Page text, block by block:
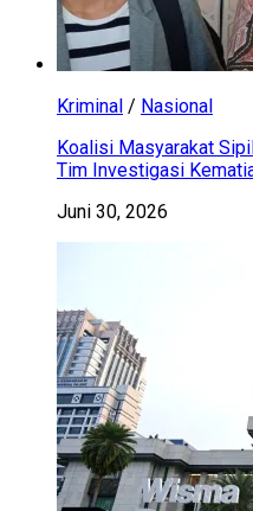
Kriminal / Nasional
Koalisi Masyarakat
Tim Investigasi
Juni 30, 2026